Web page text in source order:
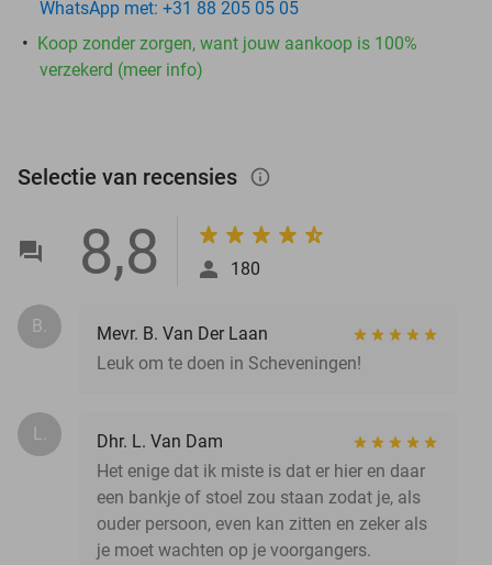
WhatsApp met: +31 88 205 05 05
Koop zonder zorgen, want jouw aankoop is 100%
verzekerd (meer info)
Selectie van recensies info_outlined
8,8 180
B.
Mevr. B. Van Der Laan
Leuk om te doen in Scheveningen!
L.
Dhr. L. Van Dam
Het enige dat ik miste is dat er hier en daar
een bankje of stoel zou staan zodat je, als
ouder persoon, even kan zitten en zeker als
je moet wachten op je voorgangers.